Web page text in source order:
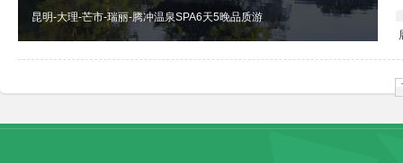
昆明-大理-芒市-瑞丽-腾冲温泉SPA6天5晚品质游